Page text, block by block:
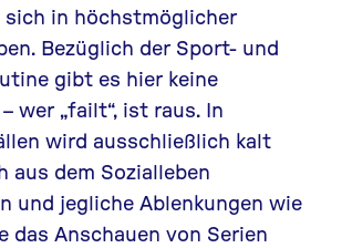
sich in höchstmöglicher
Bezüglich der Sport- und
gibt es hier keine
wer „failt“, ist raus. In
wird ausschließlich kalt
aus dem Sozialleben
und jegliche Ablenkungen wie
das Anschauen von Serien